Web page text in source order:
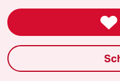
abo
genossenschaft
taz zahl ich
